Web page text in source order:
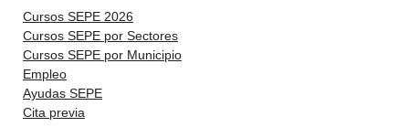
Cursos SEPE 2026
Cursos SEPE por Sectores
Cursos SEPE por Municipio
Empleo
Ayudas SEPE
Cita previa